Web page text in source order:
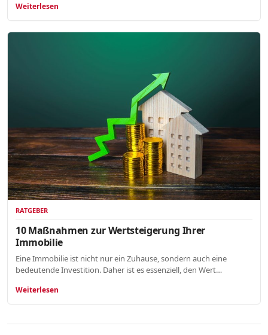
Weiterlesen
RATGEBER
10 Maßnahmen zur Wertsteigerung Ihrer
Immobilie
Eine Immobilie ist nicht nur ein Zuhause, sondern auch eine
bedeutende Investition. Daher ist es essenziell, den Wert…
Weiterlesen